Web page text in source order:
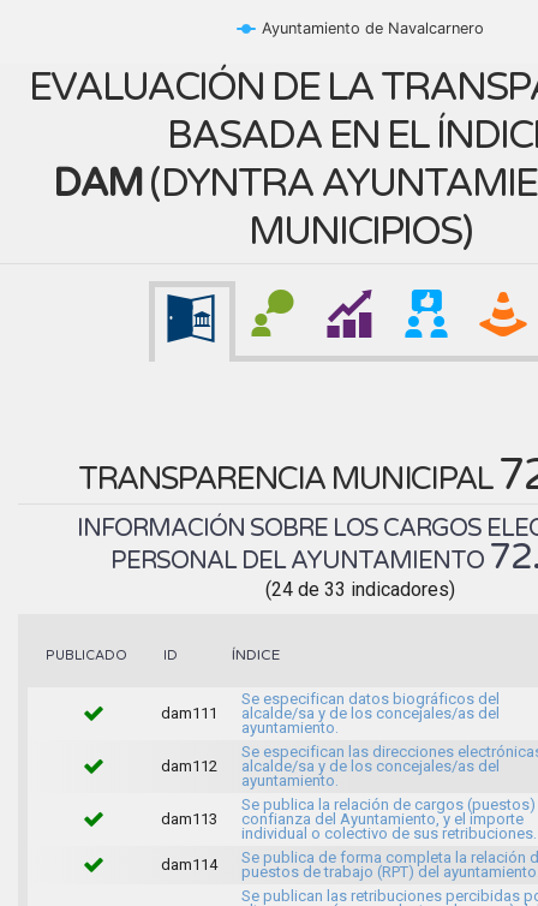
Ayuntamiento de Navalcarnero
EVALUACIÓN DE LA
BASADA EN EL
DAM(DYNTRA
MUNICIPIOS)
TRANSPARENCIA MUNICIPAL
INFORMACIÓN SOBRE LOS CARGOS
PERSONAL DEL AYUNTAMIENTO
(24 de 33 indicadores)
PUBLICADO ID ÍNDICE
dam111
Se especifican datos biográficos del
alcalde/sa y de los concejales/as del
ayuntamiento.
dam112
Se especifican las direcciones
alcalde/sa y de los concejales/as del
ayuntamiento.
dam113
Se publica la relación de cargos
confianza del Ayuntamiento, y el importe
individual o colectivo de sus retribuciones.
dam114
Se publica de forma completa la relación
puestos de trabajo (RPT) del
Se publican las retribuciones percibidas